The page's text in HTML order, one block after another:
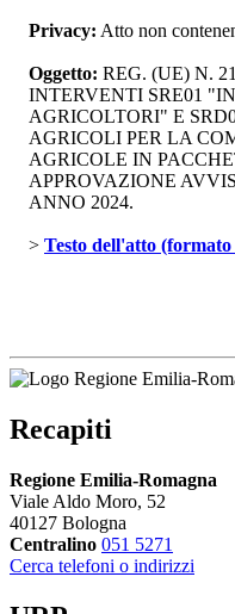
Privacy: Atto non
Oggetto: REG. (UE) N.
INTERVENTI SRE01
AGRICOLTORI" E
AGRICOLI PER LA
AGRICOLE IN
APPROVAZIONE
ANNO 2024.
> Testo dell'atto
Recapiti
Regione Emilia-Romagna
Viale Aldo Moro, 52
40127 Bologna
Centralino 051 5271
Cerca telefoni o indirizzi